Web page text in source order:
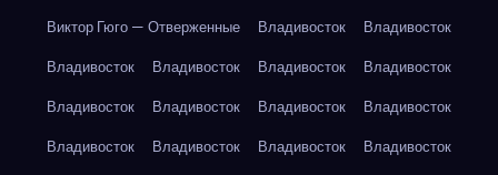
Виктор Гюго — Отверженные
Владивосток
Владивосток
Владивосток
Владивосток Владивосток
Владивосток
Владивосток
Владивосток Владивосток
Владивосток
Владивосток
Владивосток Владивосток
Владивосток